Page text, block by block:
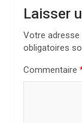
Laisser
Votre adresse
obligatoires
Commentaire